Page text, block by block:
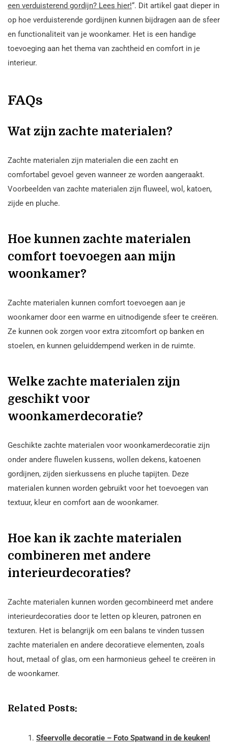
een verduisterend gordijn? Lees hier!“. Dit artikel gaat dieper in
op hoe verduisterende gordijnen kunnen bijdragen aan de sfeer
en functionaliteit van je woonkamer. Het is een handige
toevoeging aan het thema van zachtheid en comfort in je
interieur.
FAQs
Wat zijn zachte materialen?
Zachte materialen zijn materialen die een zacht en
comfortabel gevoel geven wanneer ze worden aangeraakt.
Voorbeelden van zachte materialen zijn fluweel, wol, katoen,
zijde en pluche.
Hoe kunnen zachte materialen
comfort toevoegen aan mijn
woonkamer?
Zachte materialen kunnen comfort toevoegen aan je
woonkamer door een warme en uitnodigende sfeer te creëren.
Ze kunnen ook zorgen voor extra zitcomfort op banken en
stoelen, en kunnen geluiddempend werken in de ruimte.
Welke zachte materialen zijn
geschikt voor
woonkamerdecoratie?
Geschikte zachte materialen voor woonkamerdecoratie zijn
onder andere fluwelen kussens, wollen dekens, katoenen
gordijnen, zijden sierkussens en pluche tapijten. Deze
materialen kunnen worden gebruikt voor het toevoegen van
textuur, kleur en comfort aan de woonkamer.
Hoe kan ik zachte materialen
combineren met andere
interieurdecoraties?
Zachte materialen kunnen worden gecombineerd met andere
interieurdecoraties door te letten op kleuren, patronen en
texturen. Het is belangrijk om een balans te vinden tussen
zachte materialen en andere decoratieve elementen, zoals
hout, metaal of glas, om een harmonieus geheel te creëren in
de woonkamer.
Related Posts:
Sfeervolle decoratie – Foto Spatwand in de keuken!